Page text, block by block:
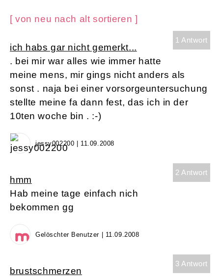
[ von neu nach alt sortieren ]
1 Antwort
ich habs gar nicht gemerkt...
. bei mir war alles wie immer hatte
meine mens, mir gings nicht anders als
sonst . naja bei einer vorsorgeuntersuchung
stellte meine fa dann fest, das ich in der
10ten woche bin . :-)
jessy002200 | 11.09.2008
2 Antwort
hmm
Hab meine tage einfach nich
bekommen gg
Gelöschter Benutzer | 11.09.2008
3 Antwort
brustschmerzen